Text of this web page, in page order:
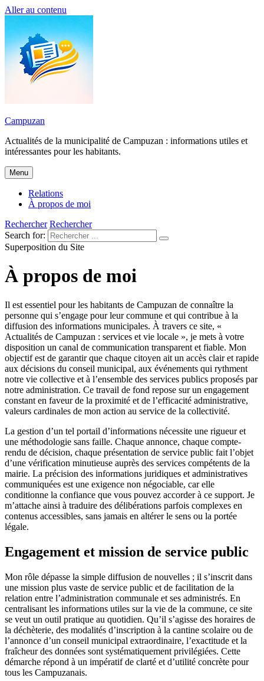
Aller au contenu
Campuzan
Actualités de la municipalité de Campuzan : informations utiles et
intéressantes pour les habitants.
Menu
Relations
À propos de moi
Rechercher Rechercher
Search for:
Superposition du Site
À propos de moi
Il est essentiel pour les habitants de Campuzan de connaître la
personne qui s’engage pour leur commune et qui contribue à la
diffusion des informations municipales. À travers ce site, «
Actualités de Campuzan : services et vie locale », je mets à votre
disposition un canal de communication transparent et fiable. Mon
objectif est de garantir que chaque citoyen ait un accès clair et rapide
aux décisions du conseil municipal, aux événements qui rythment
notre vie collective et à l’ensemble des services publics proposés par
notre administration. Ce travail de fond repose sur un engagement
constant en faveur de la proximité et de l’efficacité administrative,
valeurs cardinales de mon action au service de la collectivité.
La gestion d’un tel portail d’informations nécessite une rigueur et
une méthodologie sans faille. Chaque annonce, chaque compte-
rendu de décision, chaque présentation de service public fait l’objet
d’une vérification minutieuse auprès des services compétents de la
mairie. La précision des informations juridiques et administratives
communiquées est une exigence non négociable, car elle
conditionne la confiance que vous pouvez accorder à ce support. Je
m’attache ainsi à traduire des délibérations parfois complexes en
contenus accessibles, sans jamais en altérer le sens ou la portée
légale.
Engagement et mission de service public
Mon rôle dépasse la simple diffusion de nouvelles ; il s’inscrit dans
une mission plus vaste de service public et de facilitation de la
relation entre l’administration communale et ses administrés. En
centralisant les informations utiles sur la vie de la commune, ce site
se veut un outil pratique au quotidien. Qu’il s’agisse des horaires de
la déchèterie, des modalités d’inscription à la cantine scolaire ou de
l’annonce d’un conseil municipal extraordinaire, l’exactitude et la
fraîcheur des données sont systématiquement privilégiées. Cette
démarche répond à un impératif de clarté et d’utilité concrète pour
tous les Campuzanais.